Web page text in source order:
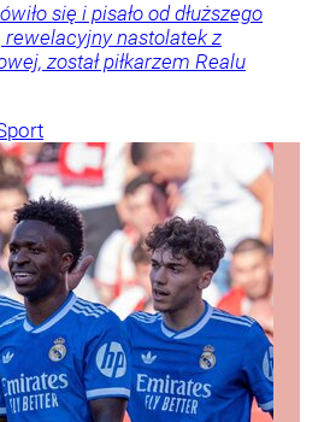
się i pisało od dłuższego
rewelacyjny nastolatek z
został piłkarzem Realu